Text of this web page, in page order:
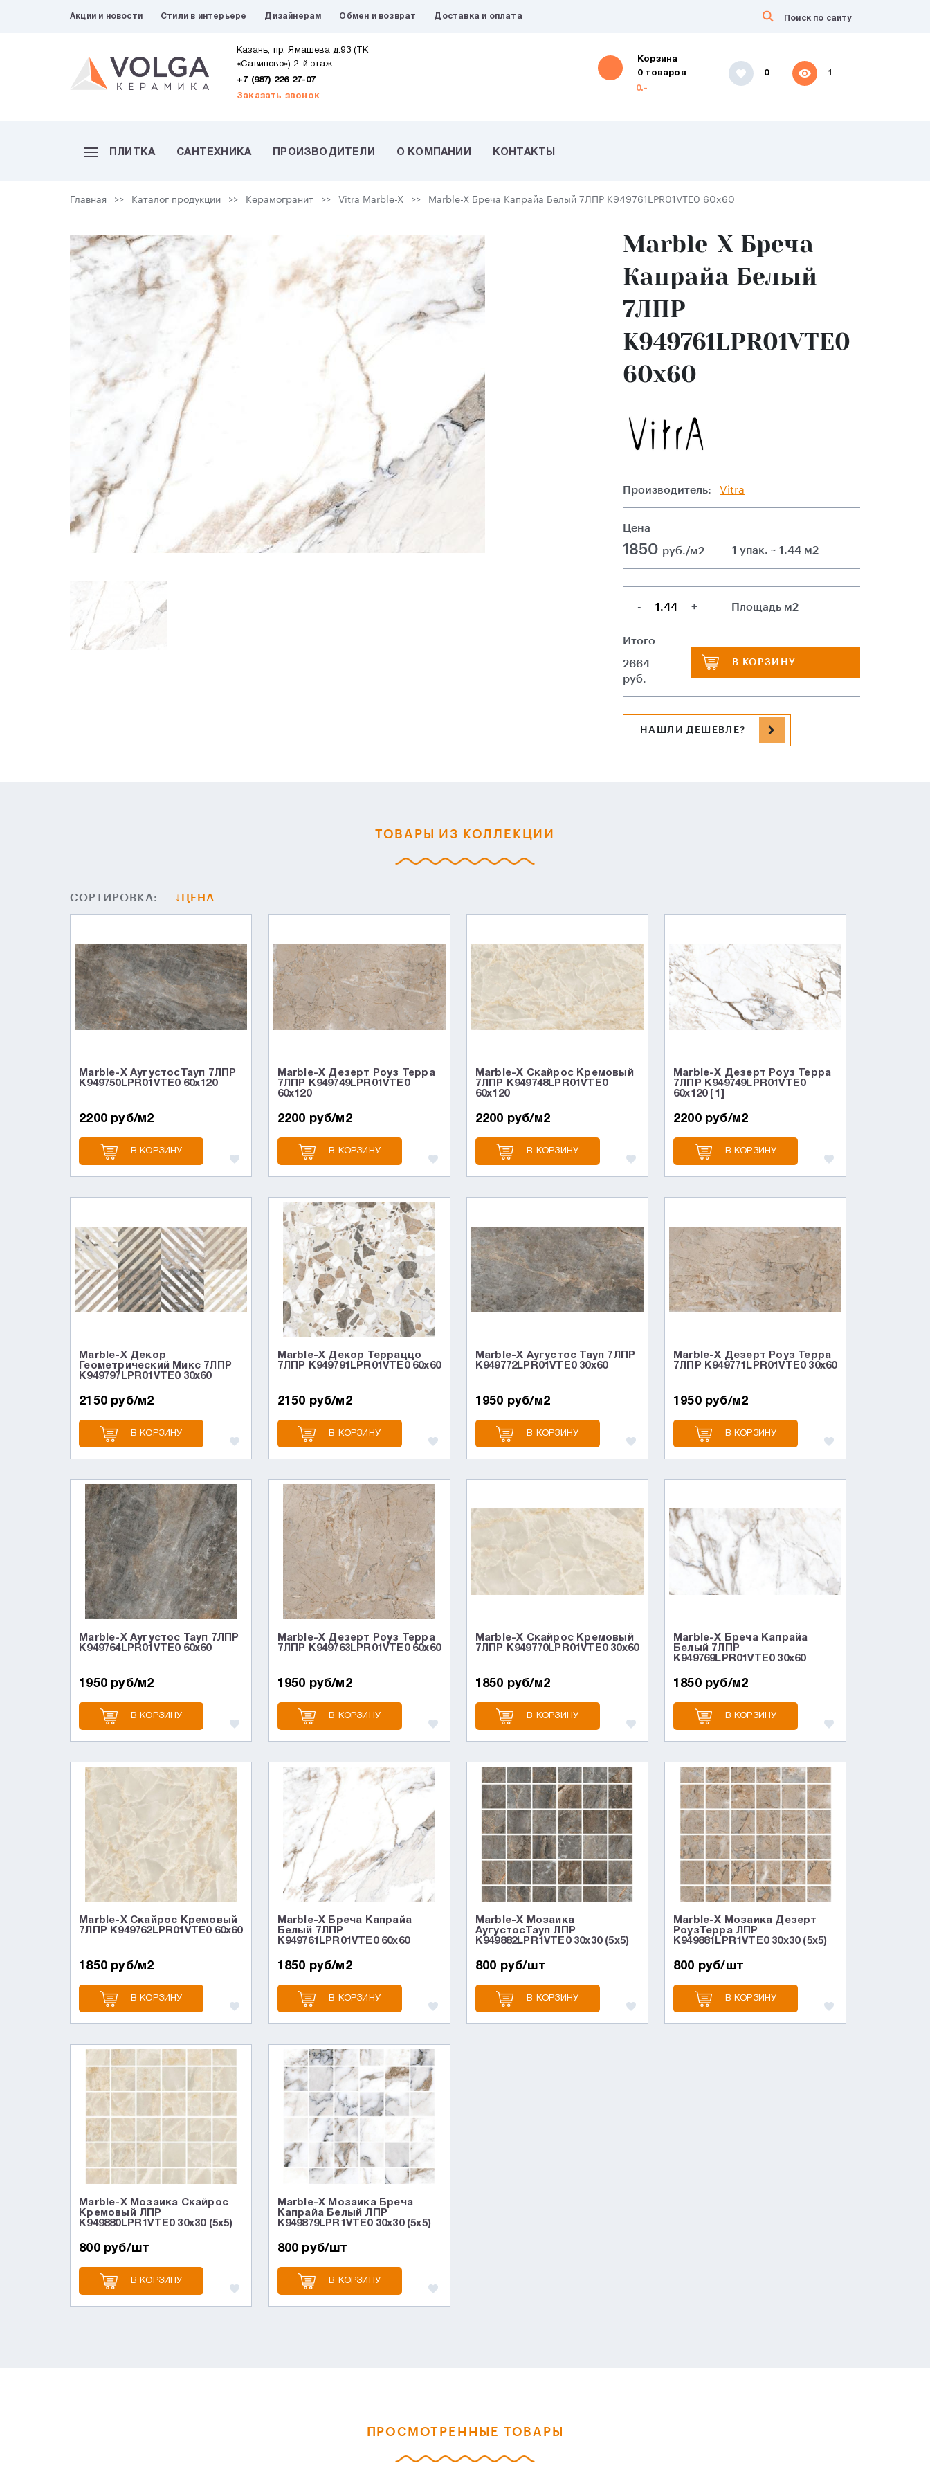
Акции и новости Стили в интерьере Дизайнерам Обмен и возврат Доставка и оплата
Казань, пр. Ямашева д.93 (ТК
«Савиново») 2-й этаж
+7 (987) 226 27-07
Заказать звонок
Корзина
0 товаров
0.-
0 1
ПЛИТКА САНТЕХНИКА ПРОИЗВОДИТЕЛИ О КОМПАНИИ КОНТАКТЫ
Главная Каталог продукции Керамогранит Vitra Marble-X Marble-X Бреча Капрайа Белый 7ЛПР K949761LPR01VTE0 60x60
Marble-X Бреча
Капрайа Белый
7ЛПР
K949761LPR01VTE0
60x60
Производитель: Vitra
Цена
1850 руб./м2 1 упак. ~ 1.44 м2
- + Площадь м2
Итого
2664
руб.
В КОРЗИНУ
НАШЛИ ДЕШЕВЛЕ?
ТОВАРЫ ИЗ КОЛЛЕКЦИИ
СОРТИРОВКА: ЦЕНА
Marble-X АугустосТауп 7ЛПР
K949750LPR01VTE0 60x120
2200 руб/м2
В КОРЗИНУ
Marble-X Дезерт Роуз Терра
7ЛПР K949749LPR01VTE0
60x120
2200 руб/м2
В КОРЗИНУ
Marble-X Скайрос Кремовый
7ЛПР K949748LPR01VTE0
60x120
2200 руб/м2
В КОРЗИНУ
Marble-X Дезерт Роуз Терра
7ЛПР K949749LPR01VTE0
60x120 [1]
2200 руб/м2
В КОРЗИНУ
Marble-X Декор
Геометрический Микс 7ЛПР
K949797LPR01VTE0 30x60
2150 руб/м2
В КОРЗИНУ
Marble-X Декор Терраццо
7ЛПР K949791LPR01VTE0 60x60
2150 руб/м2
В КОРЗИНУ
Marble-X Аугустос Тауп 7ЛПР
K949772LPR01VTE0 30x60
1950 руб/м2
В КОРЗИНУ
Marble-X Дезерт Роуз Терра
7ЛПР K949771LPR01VTE0 30x60
1950 руб/м2
В КОРЗИНУ
Marble-X Аугустос Тауп 7ЛПР
K949764LPR01VTE0 60x60
1950 руб/м2
В КОРЗИНУ
Marble-X Дезерт Роуз Терра
7ЛПР K949763LPR01VTE0 60x60
1950 руб/м2
В КОРЗИНУ
Marble-X Скайрос Кремовый
7ЛПР K949770LPR01VTE0 30x60
1850 руб/м2
В КОРЗИНУ
Marble-X Бреча Капрайа
Белый 7ЛПР
K949769LPR01VTE0 30x60
1850 руб/м2
В КОРЗИНУ
Marble-X Скайрос Кремовый
7ЛПР K949762LPR01VTE0 60x60
1850 руб/м2
В КОРЗИНУ
Marble-X Бреча Капрайа
Белый 7ЛПР
K949761LPR01VTE0 60x60
1850 руб/м2
В КОРЗИНУ
Marble-X Мозаика
АугустосТауп ЛПР
K949882LPR1VTE0 30x30 (5x5)
800 руб/шт
В КОРЗИНУ
Marble-X Мозаика Дезерт
РоузТерра ЛПР
K949881LPR1VTE0 30x30 (5x5)
800 руб/шт
В КОРЗИНУ
Marble-X Мозаика Скайрос
Кремовый ЛПР
K949880LPR1VTE0 30x30 (5x5)
800 руб/шт
В КОРЗИНУ
Marble-X Мозаика Бреча
Капрайа Белый ЛПР
K949879LPR1VTE0 30x30 (5x5)
800 руб/шт
В КОРЗИНУ
ПРОСМОТРЕННЫЕ ТОВАРЫ